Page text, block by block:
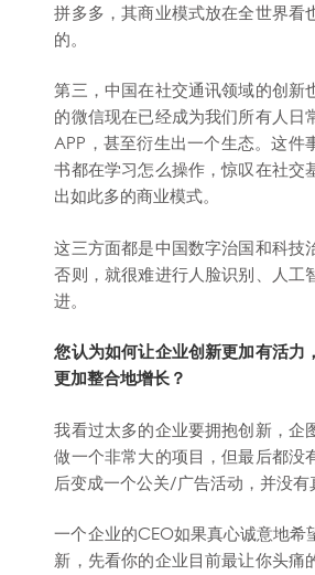
拼多多，其商业模式放在全世界看
的。
第三，中国在社交通讯领域的创新
的微信现在已经成为我们所有人日
APP，甚至衍生出一个生态。这件
书都在学习怎么操作，惊叹在社交
出如此多的商业模式。
这三方面都是中国数字治国和科技
否则，就很难进行人脸识别、人工
进。
您认为如何让企业创新更加有活力
更加整合地增长？
我看过太多的企业要拥抱创新，企
做一个非常大的项目，但最后都没
后变成一个公关/广告活动，并没有
一个企业的CEO如果真心诚意地希
新，先看你的企业目前最让你头痛